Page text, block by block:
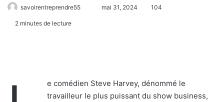
savoirentreprendre55 mai 31, 2024 104
2 minutes de lecture
e comédien Steve Harvey, dénommé le
travailleur le plus puissant du show business,